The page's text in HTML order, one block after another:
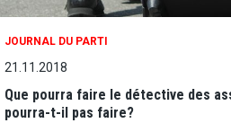
JOURNAL DU PARTI
21.11.2018
Que pourra faire le détective des
pourra-t-il pas faire?